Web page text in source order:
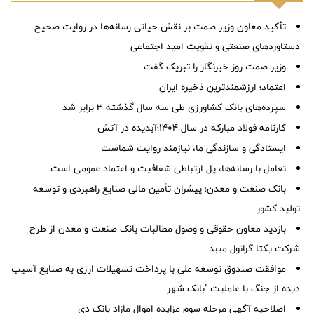
تأکید معاون وزیر صمت بر نقش حیاتی رسانه‌ها در روایت صحیح
دستاوردهای صنعتی و تقویت امید اجتماعی
وزیر صمت روز خبرنگار را تبریک گفت
اعتماد؛ ارزشمندترین ذخیره ایران
سپرده‌های بانک کشاورزی طی سه سال گذشته ۳ برابر شد
کارنامه فولاد مبارکه در سال ۱۴۰۴؛آبدیده در آتش
ایستادگی و سازندگی ما، نیازمند روایت شماست
تعامل با رسانه‌ها، پل ارتباطی شفافیت و اعتماد عمومی است
بانک صنعت و معدن؛ پیشران تأمین مالی صنایع راهبردی و توسعه
تولید کشور
بازدید معاون حقوقی و وصول مطالبات بانک صنعت و معدن از طرح
شرکت یکتا گرانول میبد
موافقت صندوق توسعه ملی با پرداخت تسهیلات ارزی به صنایع آسیب
دیده از جنگ با عاملیت "بانک شهر
اصلاحیه آگهی مرحله سوم مزایده اموال مازاد بانک دی